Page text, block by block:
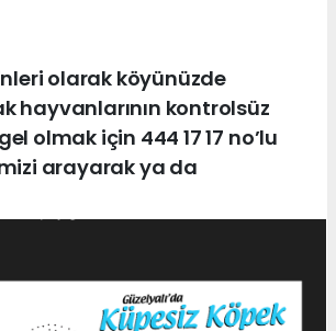
olarak köyünüzde
hayvanlarının kontrolsüz
olmak için 444 17 17 no’lu
arayarak ya da